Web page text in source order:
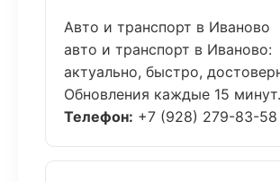
Авто и транспорт в Иваново
авто и транспорт в Иваново:
актуально, быстро,
Обновления каждые 15
Телефон: +7 (928) 279-83-58